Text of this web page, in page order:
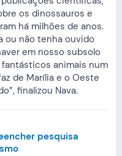
os dinossauros e
há milhões de anos.
ou não tenha ouvido
em nosso subsolo
animais num
de Marília e o Oeste
finalizou Nava.
pesquisa